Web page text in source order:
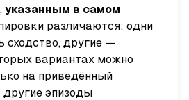
указанным в самом
различаются: одни
сходство, другие —
вариантах можно
на приведённый
другие эпизоды